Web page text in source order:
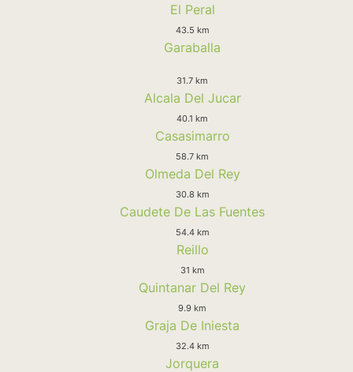
El Peral
43.5 km
Garaballa
31.7 km
Alcala Del Jucar
40.1 km
Casasimarro
58.7 km
Olmeda Del Rey
30.8 km
Caudete De Las Fuentes
54.4 km
Reillo
31 km
Quintanar Del Rey
9.9 km
Graja De Iniesta
32.4 km
Jorquera